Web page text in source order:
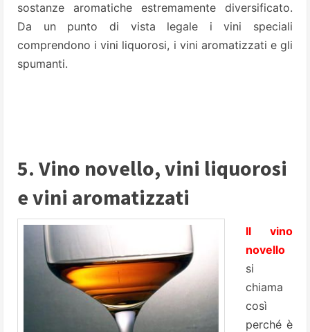
sostanze aromatiche estremamente diversificato.
Da un punto di vista legale i vini speciali
comprendono i vini liquorosi, i vini aromatizzati e gli
spumanti.
5. Vino novello, vini liquorosi
e vini aromatizzati
Il vino
novello
si
chiama
così
perché è